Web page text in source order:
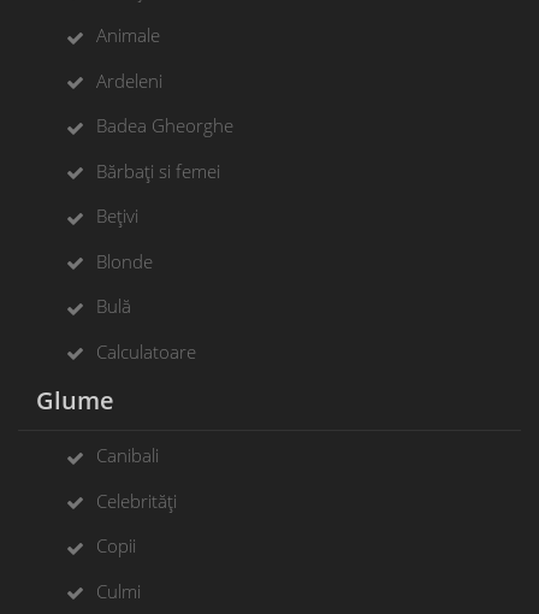
Animale
Ardeleni
Badea Gheorghe
Bărbați si femei
Bețivi
Blonde
Bulă
Calculatoare
Glume
Canibali
Celebrități
Copii
Culmi